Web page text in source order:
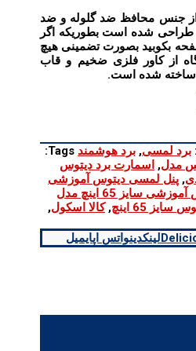
از جنس محافظ ضد گلوله و ضد
میلی متری طراحی شده است بطوریکه اگر
بکوبید بصورت تضمینی هیچ
از کاور فلزی ضخیم و قاب
ساخته شده است.
برد لمسی, برد هوشمند Tags:
مدل, اسمارت برد دیتوس
, پنل لمسی دیتوس آموزشی
پنل لمسی دیتوس آموزشی سایز 65 اینچ مدل
65 اینچ ,کالا اسکول,
لینکدینواتس اپایمیل